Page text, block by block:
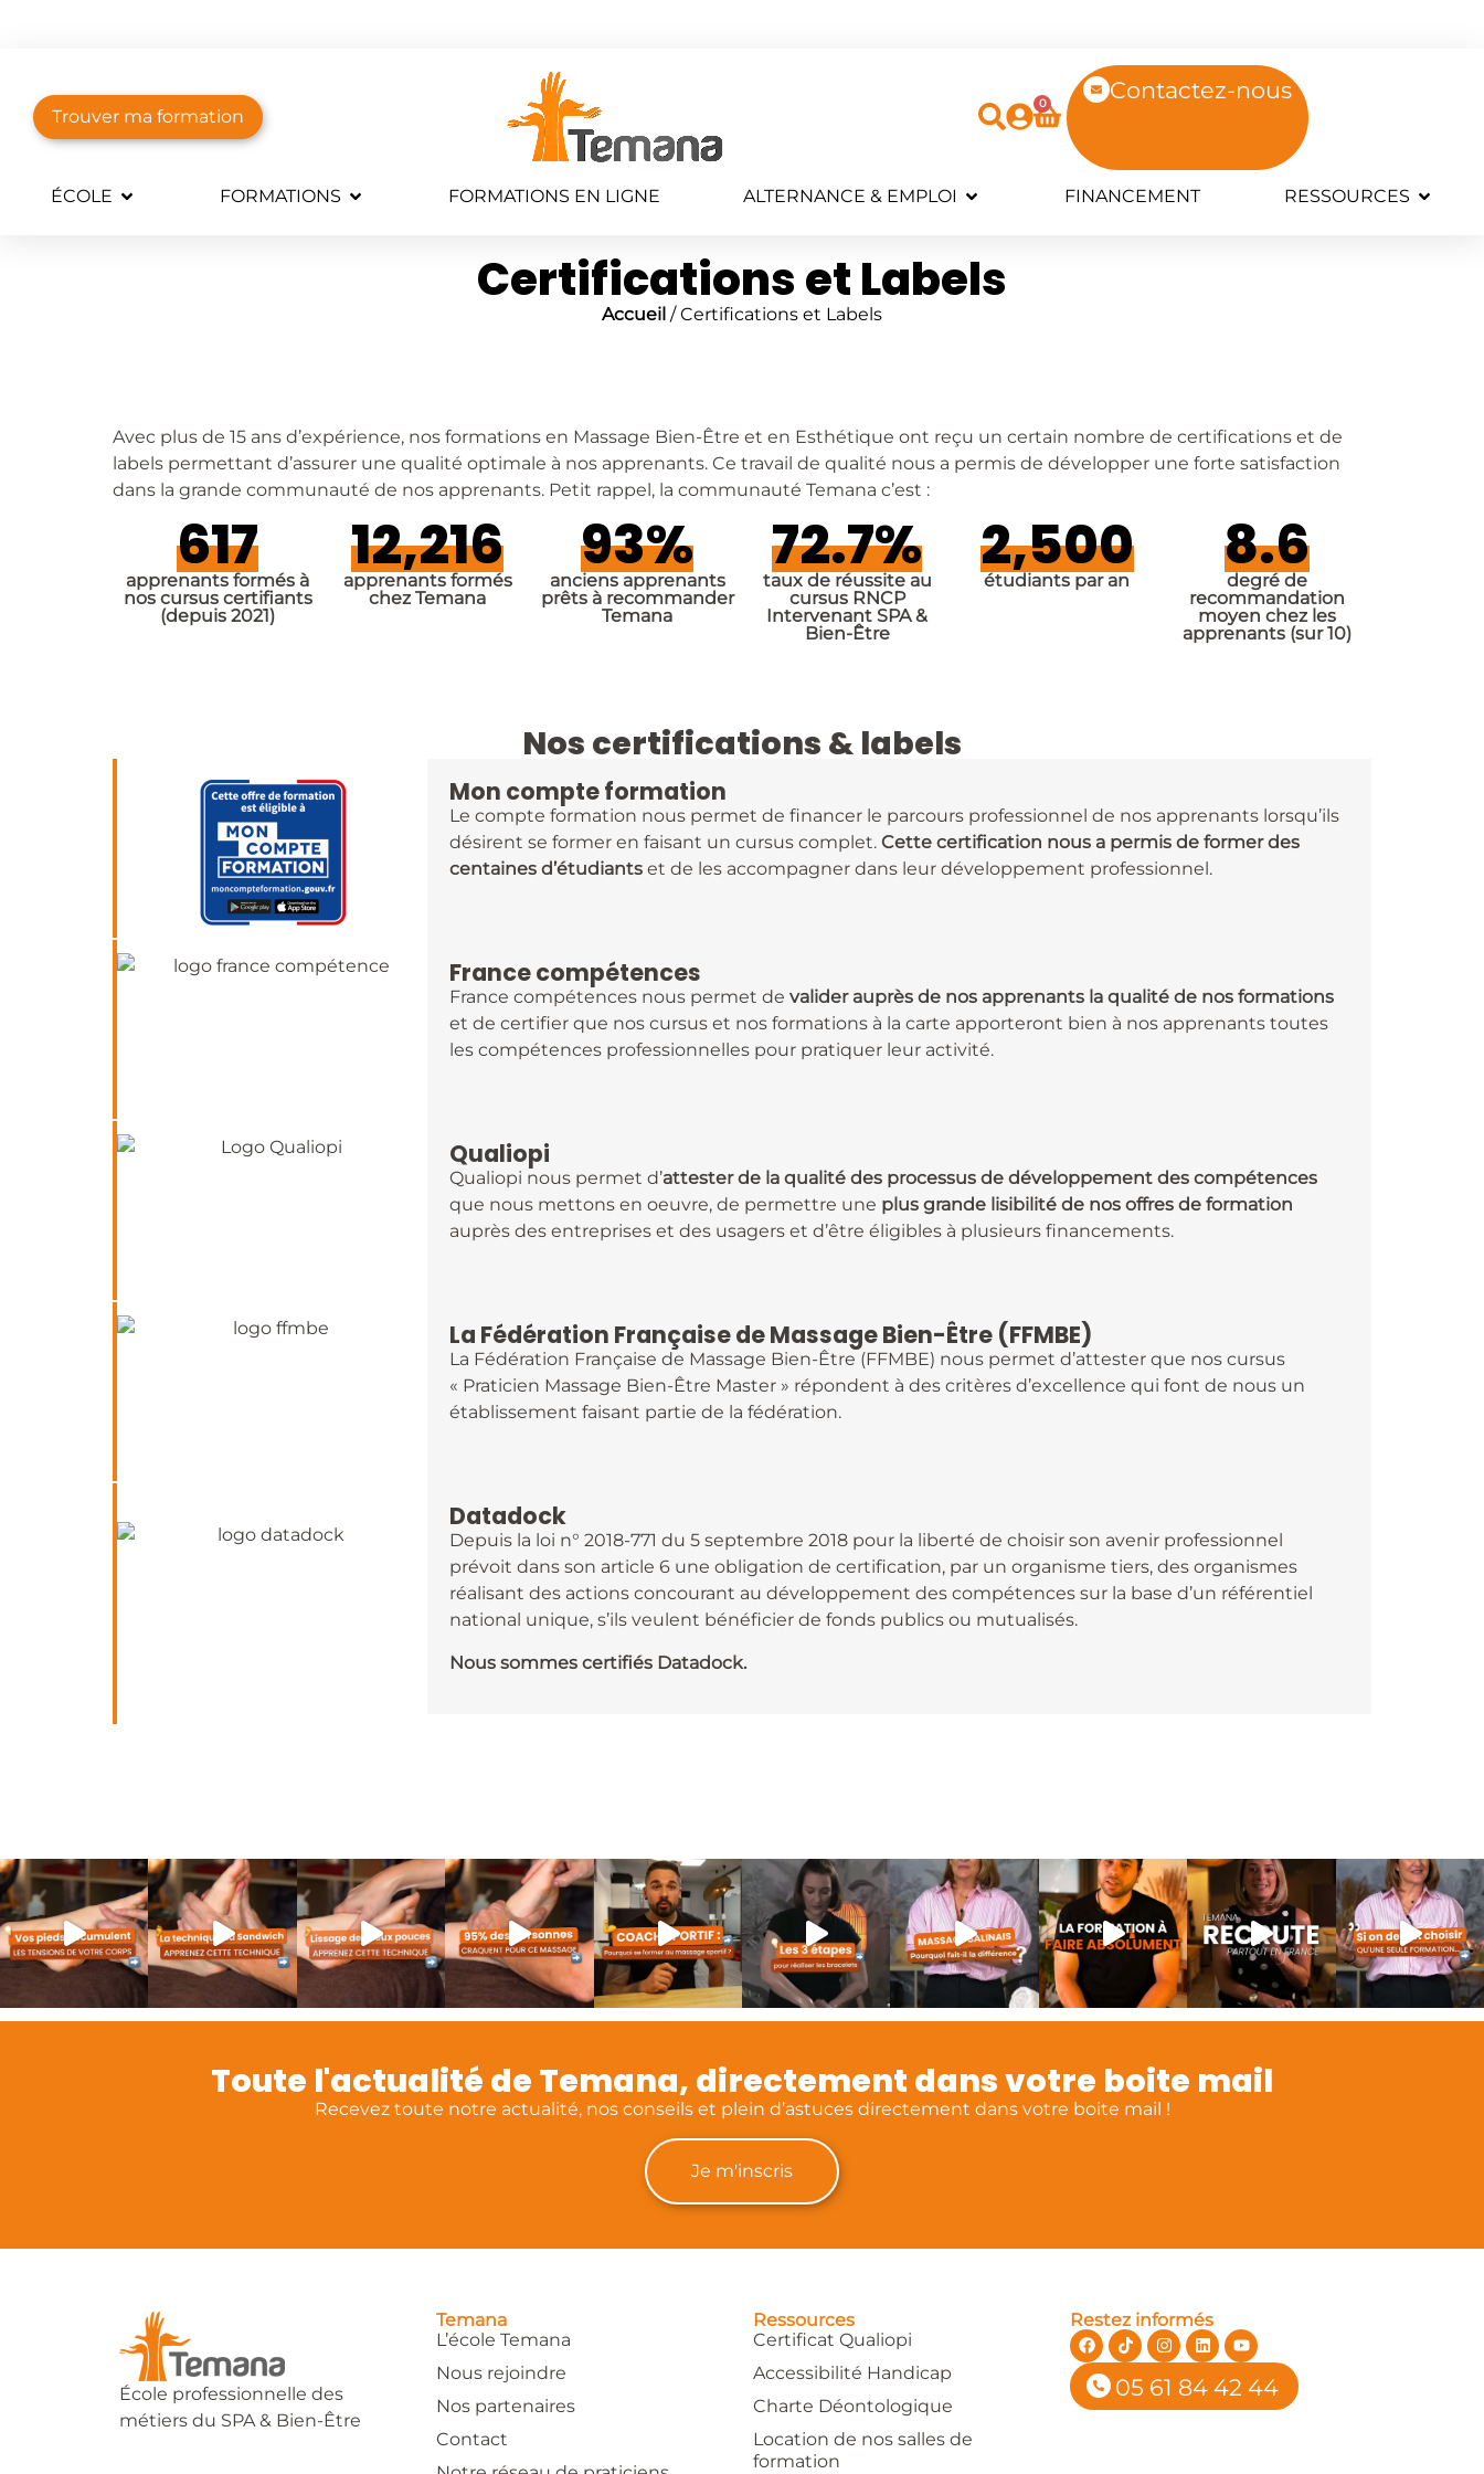
Trouver ma formation
0 Contactez-nous
ÉCOLE FORMATIONS FORMATIONS EN LIGNE ALTERNANCE & EMPLOI FINANCEMENT RESSOURCES
Certifications et Labels
Accueil / Certifications et Labels
Avec plus de 15 ans d’expérience, nos formations en Massage Bien-Être et en Esthétique ont reçu un certain nombre de certifications et de
labels permettant d’assurer une qualité optimale à nos apprenants. Ce travail de qualité nous a permis de développer une forte satisfaction
dans la grande communauté de nos apprenants. Petit rappel, la communauté Temana c’est :
617
apprenants formés à
nos cursus certifiants
(depuis 2021)
12,216
apprenants formés
chez Temana
93%
anciens apprenants
prêts à recommander
Temana
72.7%
taux de réussite au
cursus RNCP
Intervenant SPA &
Bien-Être
2,500
étudiants par an 8.6
degré de
recommandation
moyen chez les
apprenants (sur 10)
Nos certifications & labels
Mon compte formation
Le compte formation nous permet de financer le parcours professionnel de nos apprenants lorsqu’ils
désirent se former en faisant un cursus complet. Cette certification nous a permis de former des
centaines d’étudiants et de les accompagner dans leur développement professionnel.
France compétences
France compétences nous permet de valider auprès de nos apprenants la qualité de nos formations
et de certifier que nos cursus et nos formations à la carte apporteront bien à nos apprenants toutes
les compétences professionnelles pour pratiquer leur activité.
Qualiopi
Qualiopi nous permet d’attester de la qualité des processus de développement des compétences
que nous mettons en oeuvre, de permettre une plus grande lisibilité de nos offres de formation
auprès des entreprises et des usagers et d’être éligibles à plusieurs financements.
La Fédération Française de Massage Bien-Être (FFMBE)
La Fédération Française de Massage Bien-Être (FFMBE) nous permet d’attester que nos cursus
« Praticien Massage Bien-Être Master » répondent à des critères d’excellence qui font de nous un
établissement faisant partie de la fédération.
Datadock
Depuis la loi n° 2018-771 du 5 septembre 2018 pour la liberté de choisir son avenir professionnel
prévoit dans son article 6 une obligation de certification, par un organisme tiers, des organismes
réalisant des actions concourant au développement des compétences sur la base d’un référentiel
national unique, s’ils veulent bénéficier de fonds publics ou mutualisés.
Nous sommes certifiés Datadock.
Toute l'actualité de Temana, directement dans votre boite mail
Recevez toute notre actualité, nos conseils et plein d’astuces directement dans votre boite mail !
Je m'inscris
École professionnelle des
métiers du SPA & Bien-Être
Temana
L’école Temana
Nous rejoindre
Nos partenaires
Contact
Ressources
Certificat Qualiopi
Accessibilité Handicap
Charte Déontologique
Location de nos salles de
formation
Restez informés
05 61 84 42 44